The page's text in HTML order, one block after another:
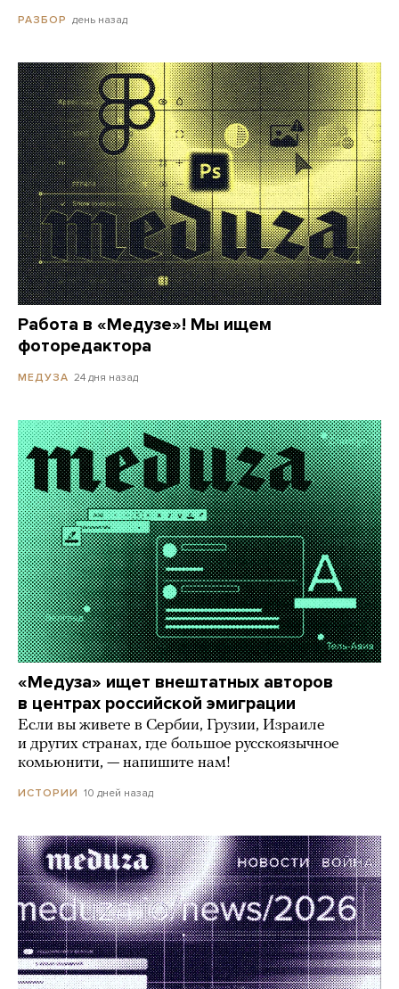
РАЗБОР день назад
Работа в «Медузе»! Мы ищем
фоторедактора
МЕДУЗА 24 дня назад
«Медуза» ищет внештатных авторов
в центрах российской эмиграции
Если вы живете в Сербии, Грузии, Израиле
и других странах, где большое русскоязычное
комьюнити, — напишите нам!
ИСТОРИИ 10 дней назад